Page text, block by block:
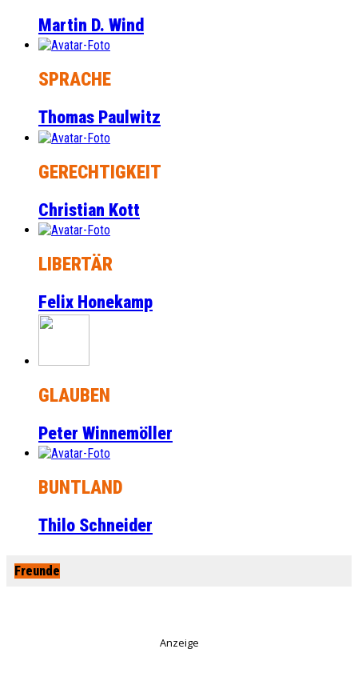
Martin D. Wind
SPRACHE
Thomas Paulwitz
GERECHTIGKEIT
Christian Kott
LIBERTÄR
Felix Honekamp
GLAUBEN
Peter Winnemöller
BUNTLAND
Thilo Schneider
Freunde
Anzeige